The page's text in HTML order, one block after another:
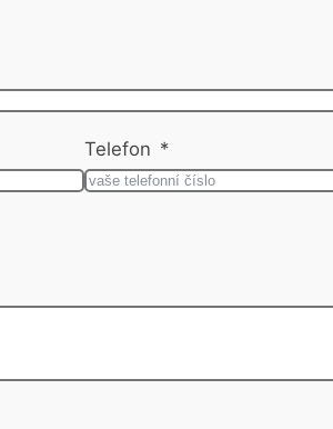
Telefon